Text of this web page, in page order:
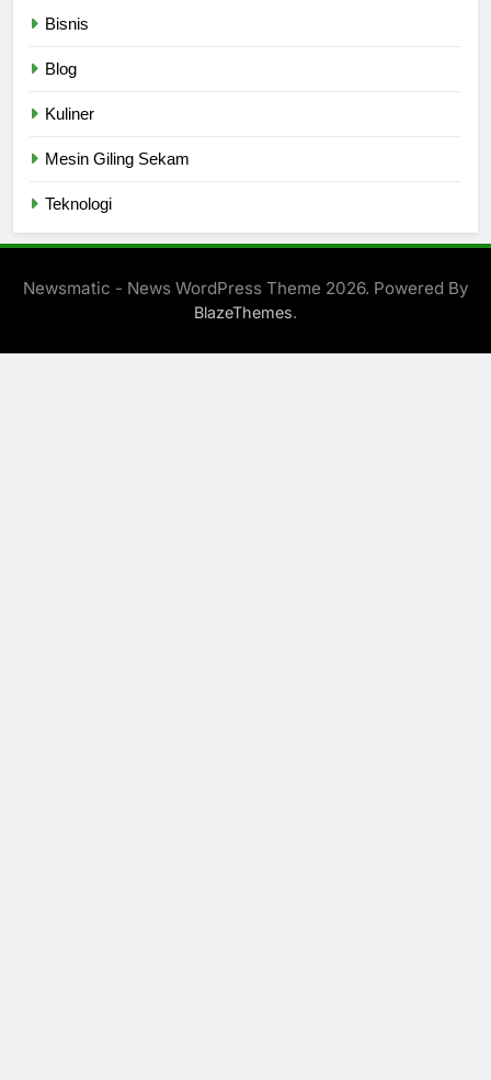
Bisnis
Blog
Kuliner
Mesin Giling Sekam
Teknologi
Newsmatic - News WordPress Theme 2026. Powered By
BlazeThemes.